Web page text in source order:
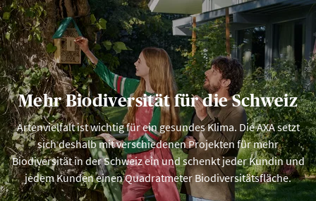
Mehr Biodiversität für die Schweiz
Artenvielfalt ist wichtig für ein gesundes Klima. Die AXA setzt
sich deshalb mit verschiedenen Projekten für mehr
Biodiversität in der Schweiz ein und schenkt jeder Kundin und
jedem Kunden einen Quadratmeter Biodiversitätsfläche.